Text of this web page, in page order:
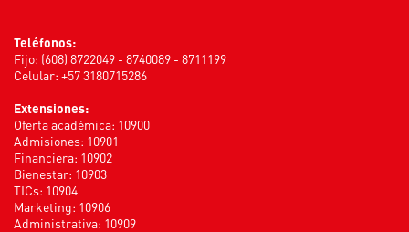
Teléfonos:
Fijo: (608) 8722049 - 8740089 - 8711199
Celular: +57 3180715286
Extensiones:
Oferta académica: 10900
Admisiones: 10901
Financiera: 10902
Bienestar: 10903
TICs: 10904
Marketing: 10906
Administrativa: 10909